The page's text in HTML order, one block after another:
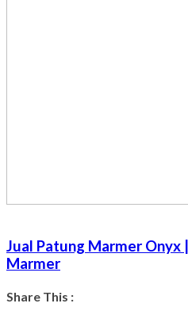
Jual Patung Marmer Onyx
Marmer
Share This :